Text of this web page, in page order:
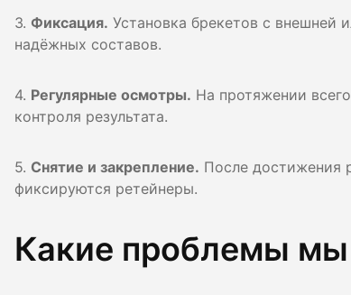
3. Фиксация. Установка брекетов с внешней
надёжных составов.
4. Регулярные осмотры. На протяжении
контроля результата.
5. Снятие и закрепление. После достижения
фиксируются ретейнеры.
Какие проблемы